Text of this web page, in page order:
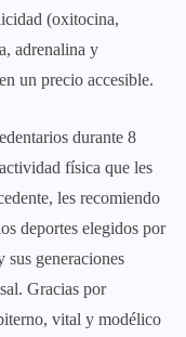
(oxitocina,
adrenalina y
un precio accesible.
durante 8
física que les
les recomiendo
deportes elegidos por
sus generaciones
Gracias por
vital y modélico